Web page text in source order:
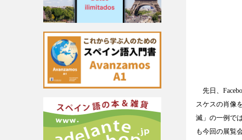
先日、
スケスの肖像
滅」の一例で
も今回の展覧